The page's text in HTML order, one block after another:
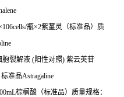
106cells/瓶×2紫蓳灵（标准品）质
胞裂解液 (阳性对照) 紫云英苷
标准品Astragaline
棕榈酸（标准品）质量规格：